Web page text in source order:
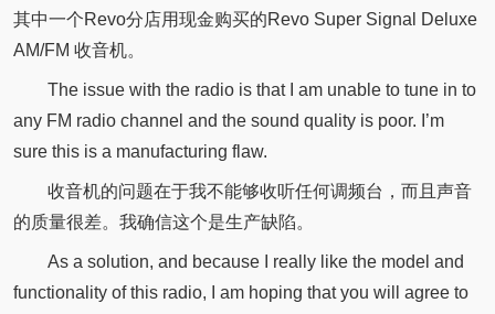
其中一个Revo分店用现金购买的Revo Super Signal Deluxe
AM/FM 收音机。
The issue with the radio is that I am unable to tune in to
any FM radio channel and the sound quality is poor. I’m
sure this is a manufacturing flaw.
收音机的问题在于我不能够收听任何调频台，而且声音
的质量很差。我确信这个是生产缺陷。
As a solution, and because I really like the model and
functionality of this radio, I am hoping that you will agree to